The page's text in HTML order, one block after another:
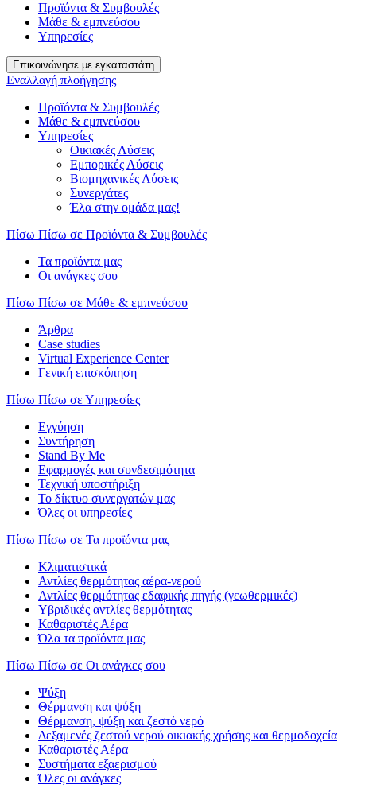
Προϊόντα & Συμβουλές
Μάθε & εμπνεύσου
Υπηρεσίες
Επικοινώνησε με εγκαταστάτη
Εναλλαγή πλοήγησης
Προϊόντα & Συμβουλές
Μάθε & εμπνεύσου
Υπηρεσίες
Οικιακές Λύσεις
Εμπορικές Λύσεις
Βιομηχανικές Λύσεις
Συνεργάτες
Έλα στην ομάδα μας!
Πίσω Πίσω σε Προϊόντα & Συμβουλές
Τα προϊόντα μας
Οι ανάγκες σου
Πίσω Πίσω σε Μάθε & εμπνεύσου
Άρθρα
Case studies
Virtual Experience Center
Γενική επισκόπηση
Πίσω Πίσω σε Υπηρεσίες
Εγγύηση
Συντήρηση
Stand By Me
Εφαρμογές και συνδεσιμότητα
Τεχνική υποστήριξη
Το δίκτυο συνεργατών μας
Όλες οι υπηρεσίες
Πίσω Πίσω σε Τα προϊόντα μας
Κλιματιστικά
Αντλίες θερμότητας αέρα-νερού
Αντλίες θερμότητας εδαφικής πηγής (γεωθερμικές)
Υβριδικές αντλίες θερμότητας
Καθαριστές Αέρα
Όλα τα προϊόντα μας
Πίσω Πίσω σε Οι ανάγκες σου
Ψύξη
Θέρμανση και ψύξη
Θέρμανση, ψύξη και ζεστό νερό
Δεξαμενές ζεστού νερού οικιακής χρήσης και θερμοδοχεία
Καθαριστές Αέρα
Συστήματα εξαερισμού
Όλες οι ανάγκες